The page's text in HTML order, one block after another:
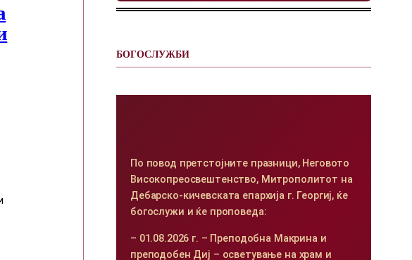
БОГОСЛУЖБИ
По повод претстојните празници, Неговото
Високопреосвештенство, Митрополитот на
Дебарско-кичевската епархија г. Георгиј, ќе
богослужи и ќе проповеда:
– 01.08.2026 г. – Преподобна Макрина и
преподобен Диј – осветување на храм и